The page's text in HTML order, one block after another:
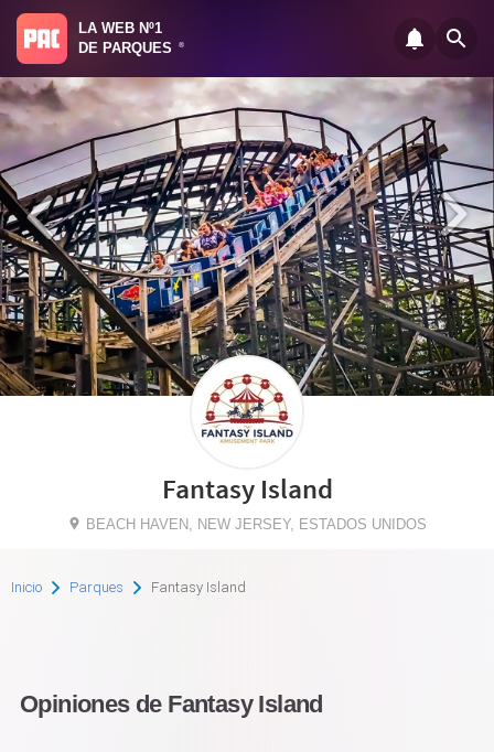
LA WEB Nº1
DE PARQUES
®
Fantasy Island
BEACH HAVEN, NEW JERSEY, ESTADOS UNIDOS
Inicio Parques Fantasy Island
Opiniones de Fantasy Island